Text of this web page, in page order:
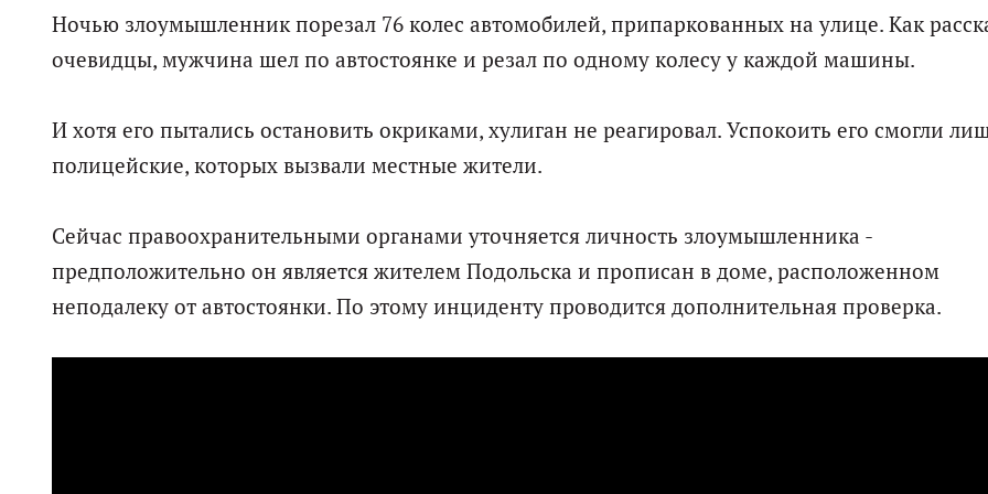
Ночью злоумышленник порезал 76 колес автомобилей, припаркованных на улице. Как
очевидцы, мужчина шел по автостоянке и резал по одному колесу у каждой машины.
И хотя его пытались остановить окриками, хулиган не реагировал. Успокоить его смогли
полицейские, которых вызвали местные жители.
Сейчас правоохранительными органами уточняется личность злоумышленника -
предположительно он является жителем Подольска и прописан в доме, расположенном
неподалеку от автостоянки. По этому инциденту проводится дополнительная проверка.